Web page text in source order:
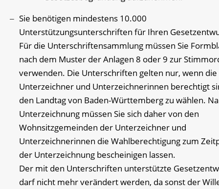
Sie benötigen mindestens 10.000
Unterstützungsunterschriften für Ihren
Für die Unterschriftensammlung müssen Sie
nach dem Muster der Anlagen 8 oder 9 zur
verwenden. Die Unterschriften gelten nur, wenn die
Unterzeichner und Unterzeichnerinnen berechtigt
den Landtag von Baden-Württemberg zu wählen.
Unterzeichnung müssen Sie sich daher von den
Wohnsitzgemeinden der Unterzeichner und
Unterzeichnerinnen die Wahlberechtigung zum
der Unterzeichnung bescheinigen lassen.
Der mit den Unterschriften unterstützte
darf nicht mehr verändert werden, da sonst der